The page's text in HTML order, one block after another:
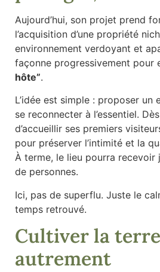
Aujourd’hui, son projet prend
l’acquisition d’une propriété
environnement verdoyant et
façonne progressivement pour
hôte”.
L’idée est simple : proposer un
se reconnecter à l’essentiel.
d’accueillir ses premiers
pour préserver l’intimité et la
À terme, le lieu pourra recevoir
de personnes.
Ici, pas de superflu. Juste le
temps retrouvé.
Cultiver la
autrement